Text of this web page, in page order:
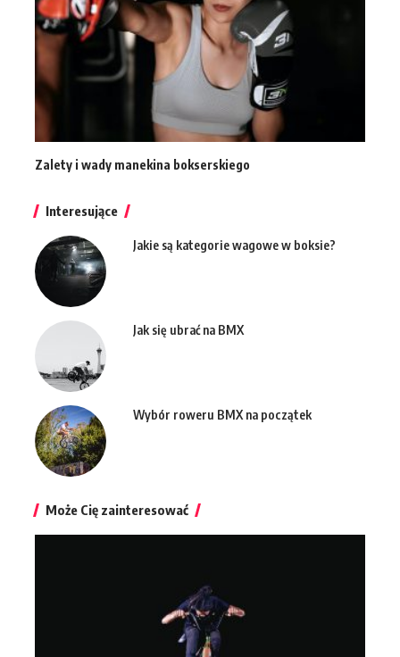
Zalety i wady manekina bokserskiego
Interesujące
Jakie są kategorie wagowe w boksie?
Jak się ubrać na BMX
Wybór roweru BMX na początek
Może Cię zainteresować